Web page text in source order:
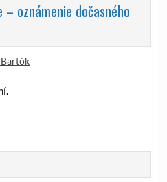
oznámenie dočasného